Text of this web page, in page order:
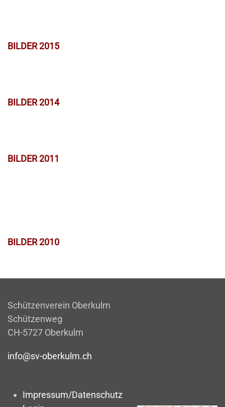
BILDER 2015
BILDER 2014
BILDER 2011
BILDER 2010
Schützenverein Oberkulm
Schützenweg
CH-5727 Oberkulm
info@sv-oberkulm.ch
Impressum/Datenschutz